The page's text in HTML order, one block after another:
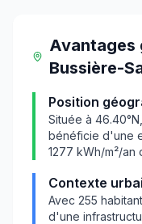
Avantages
Bussière-
Position
Située à 46.40°N,
bénéficie d'une
1277 kWh/m²/an
Contexte
Avec 255
d'une